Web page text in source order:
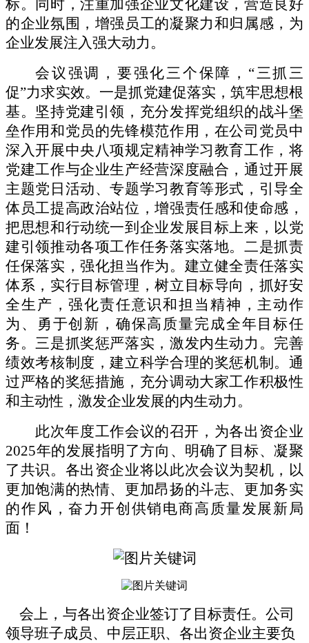
标。同时，注重加强企业文化建设，营造良好
的企业氛围，增强员工的凝聚力和归属感，为
企业发展注入强大动力。
会议强调， 要强化三个保 障， “三抓三
促”力求实效。 一是抓党建促落实，筑牢思想根
基。坚持党建引领，充分发挥党组织的战斗堡
垒作用和党员的先锋模范作用，在公司党员中
深入开展中央八项规定精神学习教育工作，将
党建工作与企业生产经营深度融合，通过开展
主题党日活动、专题学习教育等形式，引导全
体员工提高政治站位，增强责任感和使命感，
把思想和行动统一到企业发展目标上来，以党
建引领推动各项工作任务落实落地。二是抓责
任保落实，强化担当作为。建立健全责任落实
体系，实行目标管理，树立目标导向，抓好安
全生产，强化责任意识和担当精神，主动作
为、勇于创新，确保高质量完成全年目标任
务。三是抓奖惩严落实，激发内生动力。完善
绩效考核制度，建立科学合理的奖惩机制。通
过严格的奖惩措施，充分调动大家工作积极性
和主动性，激发企业发展的内生动力。
此次年度工作会议的召开，为各出资企业
2025年的发展指明了方向、明确了目标、凝聚
了共识。各出资企业将以此次会议为契机，以
更加饱满的热情、更加昂扬的斗志、更加务实
的作风，奋力开创供销电商高质量发展新局
面！
会上，与各出资企业签订了目标责任。公司
领导班子成员、中层正职、各出资企业主要负